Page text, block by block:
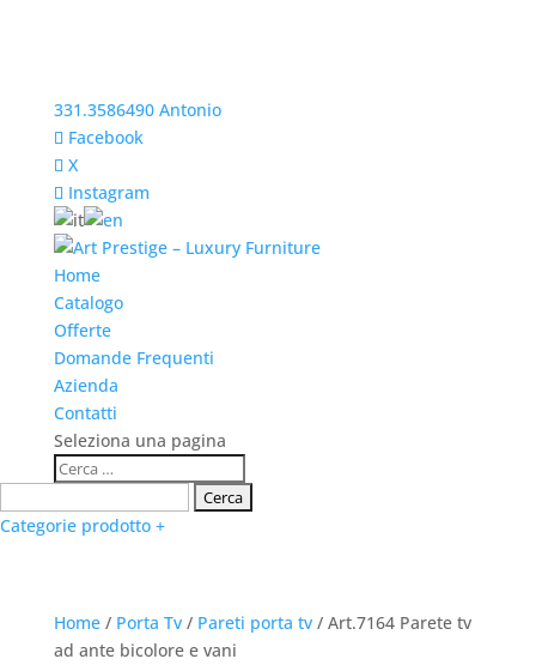
331.3586490 Antonio
Facebook
X
Instagram
Home
Catalogo
Offerte
Domande Frequenti
Azienda
Contatti
Seleziona una pagina
Categorie prodotto +
Home/ Porta Tv/ Pareti porta tv/ Art.7164 Parete tv
ad ante bicolore e vani